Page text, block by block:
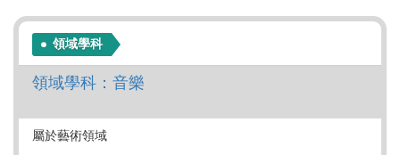
領域學科
領域學科：音樂
屬於藝術領域